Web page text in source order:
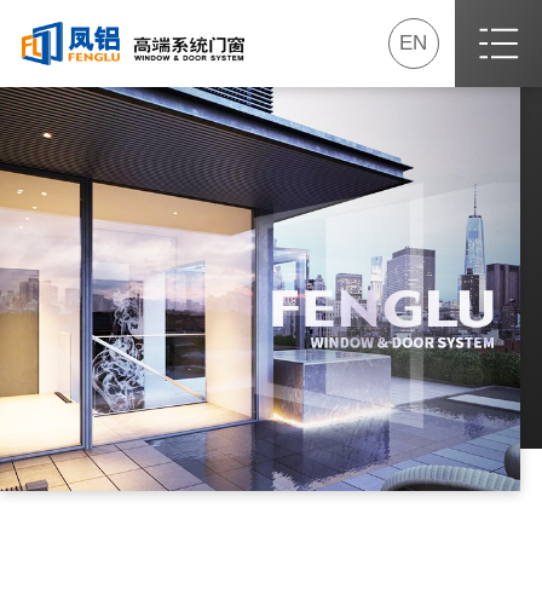
EN
首页
关于我们
最新动态
产品专区
我要加盟
服务专区